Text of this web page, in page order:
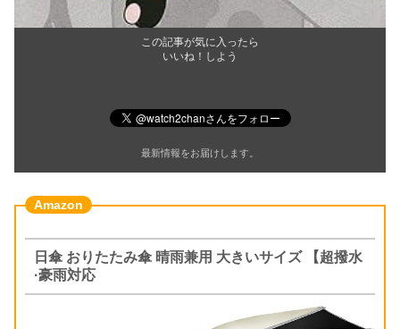
この記事が気に入ったら
いいね！しよう
最新情報をお届けします。
日傘 おりたたみ傘 晴雨兼用 大きいサイズ 【超撥水
·豪雨対応